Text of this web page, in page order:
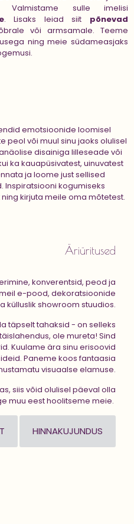
Valmistame sulle imelisi
. Lisaks leiad siit põnevad
või armsamale. Teeme
ning meie südameasjaks
emotsioonide loomisel
peol või muul sinu jaoks olulisel
disainiga lilleseade või
ka kauapüsivatest, uinuvatest
ja loome just sellised
Inspiratsiooni kogumiseks
kirjuta meile oma mõtetest.
Äriüritused
konverentsid, peod ja
e-pood, dekoratsioonide
külluslik showroom stuudios.
täpselt tahaksid - on selleks
ole mureta! Sind
Kuulame ära sinu erisoovid
Paneme koos fantaasia
visuaalse elamuse.
siis võid olulisel päeval olla
muu eest hoolitseme meie.
HINNAKUJUNDUS